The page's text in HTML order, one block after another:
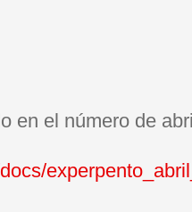
en el número de